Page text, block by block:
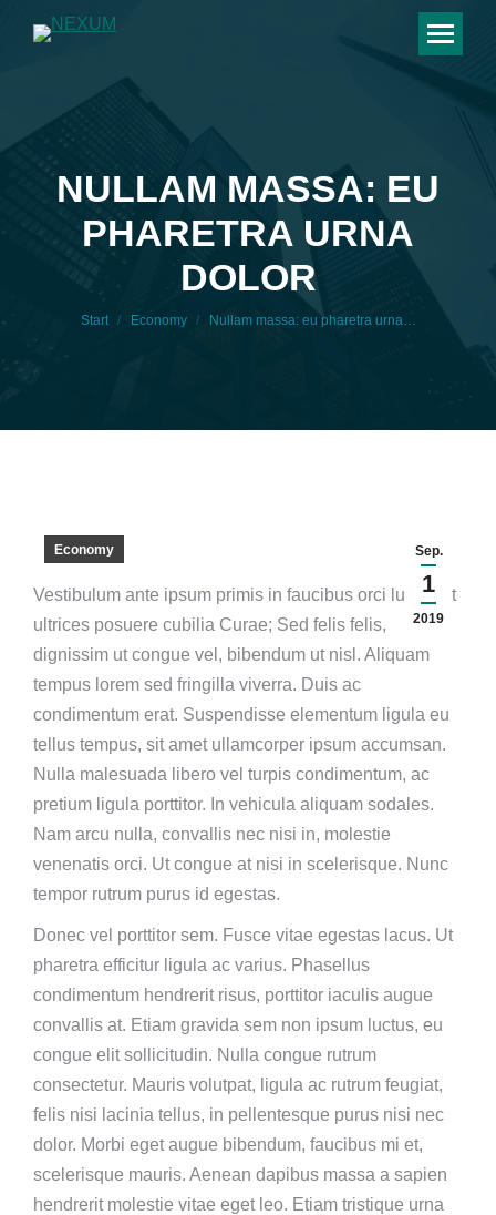
NULLAM MASSA: EU
PHARETRA URNA
DOLOR
Sie befinden sich hier:
Start Economy Nullam massa: eu pharetra urna…
Sep.
1
2019
Economy
Vestibulum ante ipsum primis in faucibus orci luctus et
ultrices posuere cubilia Curae; Sed felis felis,
dignissim ut congue vel, bibendum ut nisl. Aliquam
tempus lorem sed fringilla viverra. Duis ac
condimentum erat. Suspendisse elementum ligula eu
tellus tempus, sit amet ullamcorper ipsum accumsan.
Nulla malesuada libero vel turpis condimentum, ac
pretium ligula porttitor. In vehicula aliquam sodales.
Nam arcu nulla, convallis nec nisi in, molestie
venenatis orci. Ut congue at nisi in scelerisque. Nunc
tempor rutrum purus id egestas.
Donec vel porttitor sem. Fusce vitae egestas lacus. Ut
pharetra efficitur ligula ac varius. Phasellus
condimentum hendrerit risus, porttitor iaculis augue
convallis at. Etiam gravida sem non ipsum luctus, eu
congue elit sollicitudin. Nulla congue rutrum
consectetur. Mauris volutpat, ligula ac rutrum feugiat,
felis nisi lacinia tellus, in pellentesque purus nisi nec
dolor. Morbi eget augue bibendum, faucibus mi et,
scelerisque mauris. Aenean dapibus massa a sapien
hendrerit molestie vitae eget leo. Etiam tristique urna